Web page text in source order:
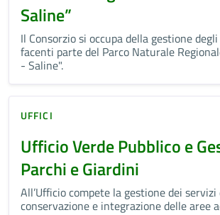
Saline”
Il Consorzio si occupa della gestione
facenti parte del Parco Naturale
- Saline".
UFFICI
Ufficio Verde Pubblico e
Parchi e Giardini
All’Ufficio compete la gestione dei servizi
conservazione e integrazione delle aree